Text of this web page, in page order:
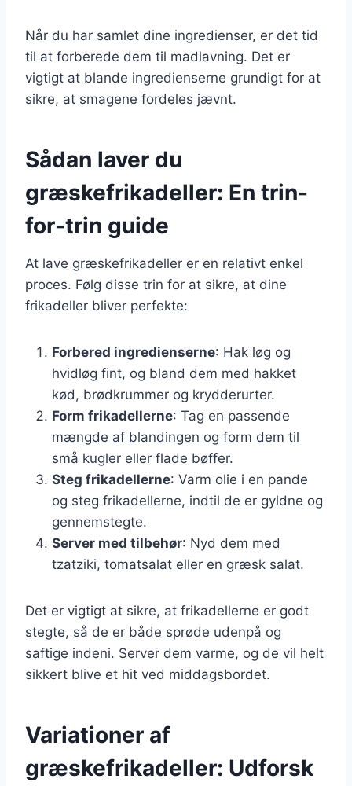
Når du har samlet dine ingredienser, er det tid
til at forberede dem til madlavning. Det er
vigtigt at blande ingredienserne grundigt for at
sikre, at smagene fordeles jævnt.
Sådan laver du
græskefrikadeller: En trin-
for-trin guide
At lave græskefrikadeller er en relativt enkel
proces. Følg disse trin for at sikre, at dine
frikadeller bliver perfekte:
Forbered ingredienserne: Hak løg og
hvidløg fint, og bland dem med hakket
kød, brødkrummer og krydderurter.
Form frikadellerne: Tag en passende
mængde af blandingen og form dem til
små kugler eller flade bøffer.
Steg frikadellerne: Varm olie i en pande
og steg frikadellerne, indtil de er gyldne og
gennemstegte.
Server med tilbehør: Nyd dem med
tzatziki, tomatsalat eller en græsk salat.
Det er vigtigt at sikre, at frikadellerne er godt
stegte, så de er både sprøde udenpå og
saftige indeni. Server dem varme, og de vil helt
sikkert blive et hit ved middagsbordet.
Variationer af
græskefrikadeller: Udforsk